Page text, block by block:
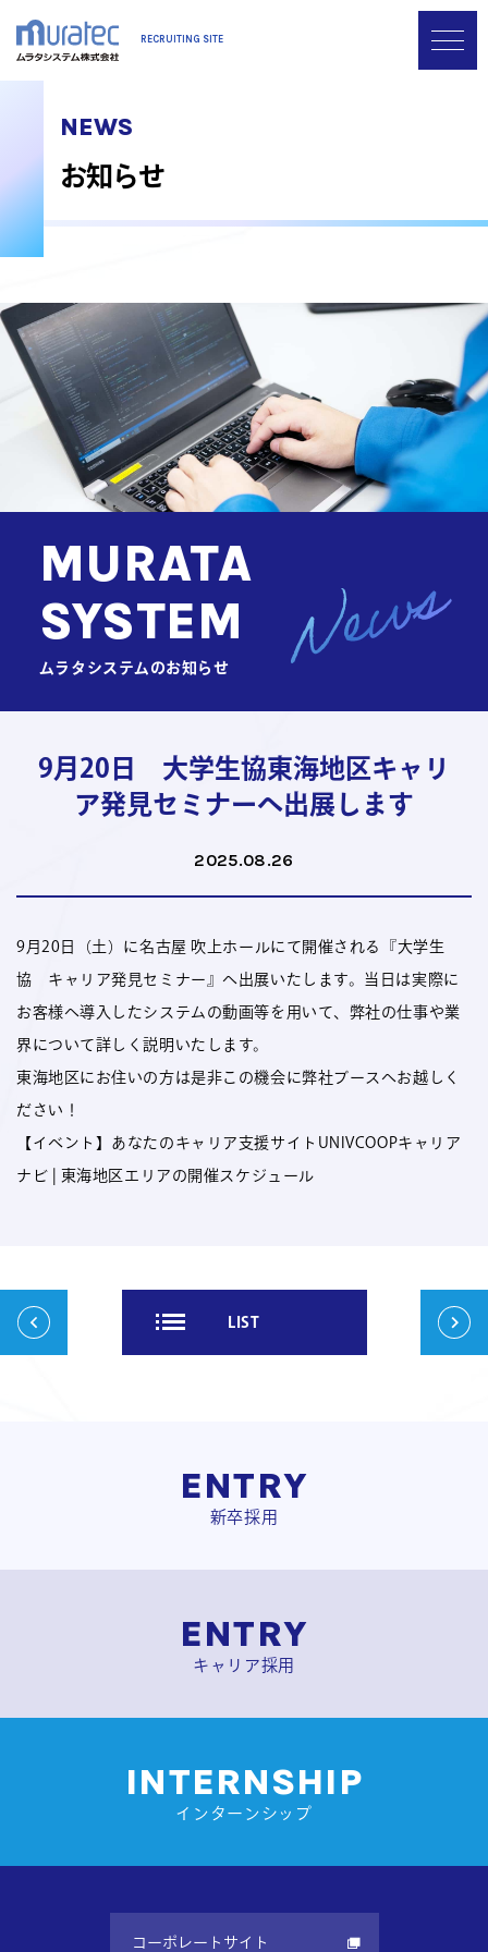
content
RECRUITING SITE
NEWS
お知らせ
MURATA
SYSTEM
ムラタシステムのお知らせ
9月20日 大学生協東海地区キャリ
ア発見セミナーへ出展します
2025.08.26
9月20日（土）に名古屋 吹上ホールにて開催される『大学生
協 キャリア発見セミナー』へ出展いたします。当日は実際に
お客様へ導入したシステムの動画等を用いて、弊社の仕事や業
界について詳しく説明いたします。
東海地区にお住いの方は是非この機会に弊社ブースへお越しく
ださい！
【イベント】 あなたのキャリア支援サイトUNIVCOOPキャリア
ナビ | 東海地区エリアの開催スケジュール
投
稿
LIST
ENTRY
新卒採用
ENTRY
キャリア採用
INTERNSHIP
インターンシップ
コーポレートサイト